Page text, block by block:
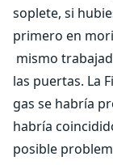
soplete, si
primero en
mismo
las puertas. La
gas se habría
habría
posible